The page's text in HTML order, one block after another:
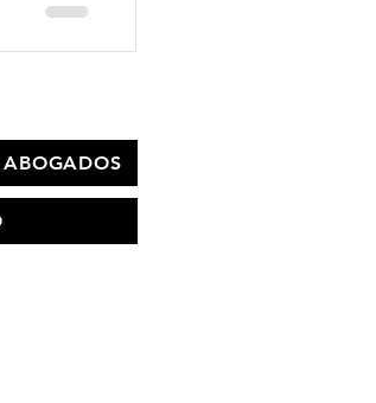
ABOGADOS